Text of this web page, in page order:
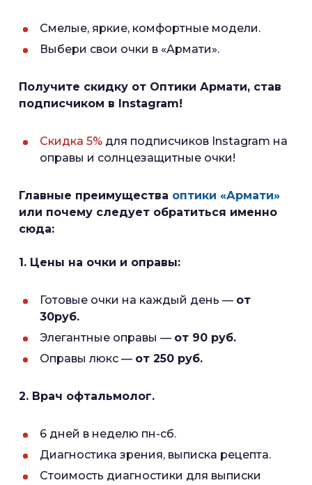
Смелые, яркие, комфортные модели.
Выбери свои очки в «Армати».
Получите скидку от Оптики Армати, став
подписчиком в Instagram!
Скидка 5% для подписчиков Instagram на
оправы и солнцезащитные очки!
Главные преимущества оптики «Армати»
или почему следует обратиться именно
сюда:
1. Цены на очки и оправы:
Готовые очки на каждый день — от
30руб.
Элегантные оправы — от 90 руб.
Оправы люкс — от 250 руб.
2. Врач офтальмолог.
6 дней в неделю пн-сб.
Диагностика зрения, выписка рецепта.
Стоимость диагностики для выписки